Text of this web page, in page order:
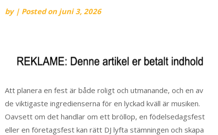
by | Posted on juni 3, 2026
Att planera en fest är både roligt och utmanande, och en av
de viktigaste ingredienserna för en lyckad kväll är musiken.
Oavsett om det handlar om ett bröllop, en födelsedagsfest
eller en företagsfest kan rätt DJ lyfta stämningen och skapa